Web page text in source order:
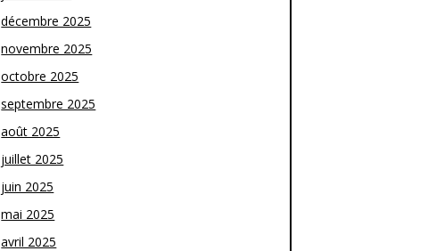
décembre 2025
novembre 2025
octobre 2025
septembre 2025
août 2025
juillet 2025
juin 2025
mai 2025
avril 2025